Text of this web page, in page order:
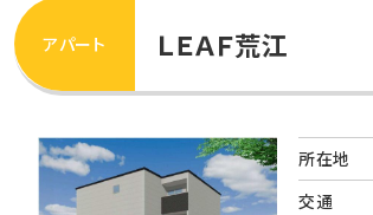
アパート ＬＥＡＦ荒江
所在地
交通